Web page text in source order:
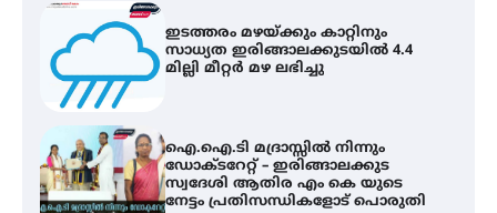
ഇടത്തരം മഴയ്ക്കും കാറ്റിനും
സാധ്യത ഇരിങ്ങാലക്കുടയിൽ 4.4
മില്ലി മീറ്റർ മഴ ലഭിച്ചു
ഐ.ഐ.ടി മദ്രാസ്സിൽ നിന്നും
ഡോക്ടറേറ്റ് – ഇരിങ്ങാലക്കുട
സ്വദേശി ആതിര എം കെ യുടെ
നേട്ടം പ്രതിസന്ധികളോട് പൊരുതി